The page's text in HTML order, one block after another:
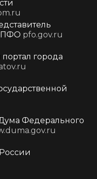
ПФО pfo.gov.ru
города
Федерального